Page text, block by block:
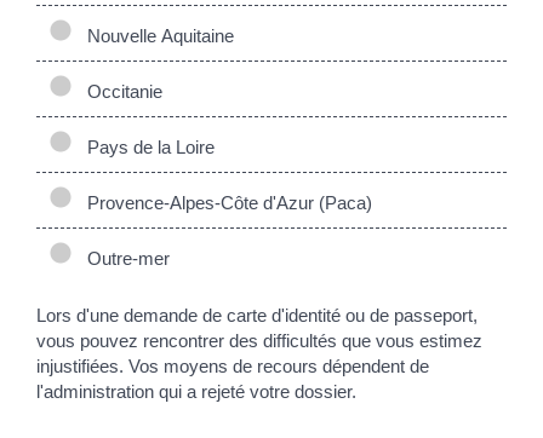
Nouvelle Aquitaine
Occitanie
Pays de la Loire
Provence-Alpes-Côte d'Azur (Paca)
Outre-mer
Lors d'une demande de carte d'identité ou de passeport,
vous pouvez rencontrer des difficultés que vous estimez
injustifiées. Vos moyens de recours dépendent de
l'administration qui a rejeté votre dossier.